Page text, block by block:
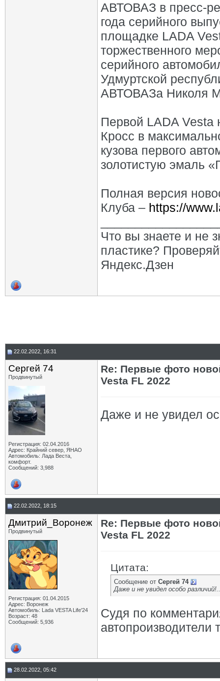
АВТОВАЗ в пресс-
года серийного
площадке LADA
торжественного
серийного
Удмуртской
АВТОВАЗа Николя
Первой LADA Vesta
Кросс в
кузова первого
золотистую эмаль
Полная версия
Клуба – https://
Что вы знаете и не
пластике?
Яндекс.Дзен
22.02.2022, 16:31
Сергей 74
Продвинутый
Регистрация: 02.04.2016
Адрес: Крайний север, ЯНАО
Автомобиль: Лада Веста,
комфорт.
Сообщений: 3,988
Re: Первые фото
Vesta FL 2022
Даже и не увидел
22.02.2022, 18:15
Дмитрий_Воронеж
Продвинутый
Регистрация: 01.04.2015
Адрес: Воронеж
Автомобиль: Lada VESTA Life'24
Возраст: 48
Сообщений: 5,936
Re: Первые фото
Vesta FL 2022
Цитата:
Сообщение от Сергей 74
Даже и не увидел особо
Судя по
28.02.2022, 05:42